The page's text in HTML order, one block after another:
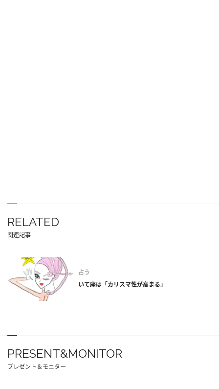
RELATED
関連記事
占う
いて座は「カリスマ性が高まる」
PRESENT&MONITOR
プレゼント＆モニター